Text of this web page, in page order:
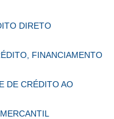
DIRETO
FINANCIAMENTO
DE CRÉDITO AO